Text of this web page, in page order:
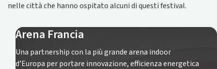
nelle città che hanno ospitato alcuni di questi festival.
Arena Francia
Una partnership con la più grande arena indoor
d’Europa per portare innovazione, efficienza energetica